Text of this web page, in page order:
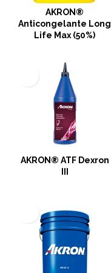
AKRON®
Anticongelante Long
Life Max (50%)
AKRON® ATF Dexron